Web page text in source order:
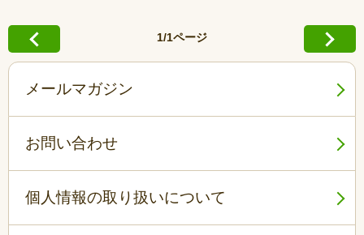
1/1ページ
メールマガジン
お問い合わせ
個人情報の取り扱いについて